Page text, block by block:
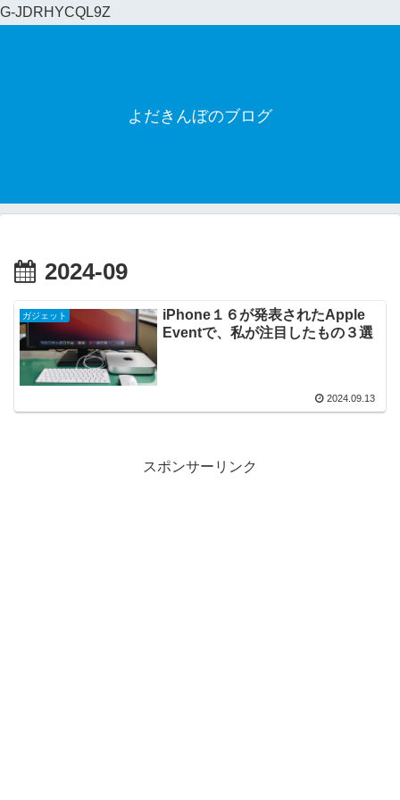
G-JDRHYCQL9Z
よだきんぼのブログ
2024-09
ガジェット
iPhone１６が発表されたApple
Eventで、私が注目したもの３選
2024.09.13
スポンサーリンク